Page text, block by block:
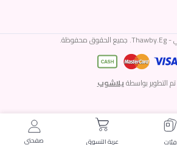
تم التطوير بواسطةيلاشوب
فئات عربة التسوق صفحتى